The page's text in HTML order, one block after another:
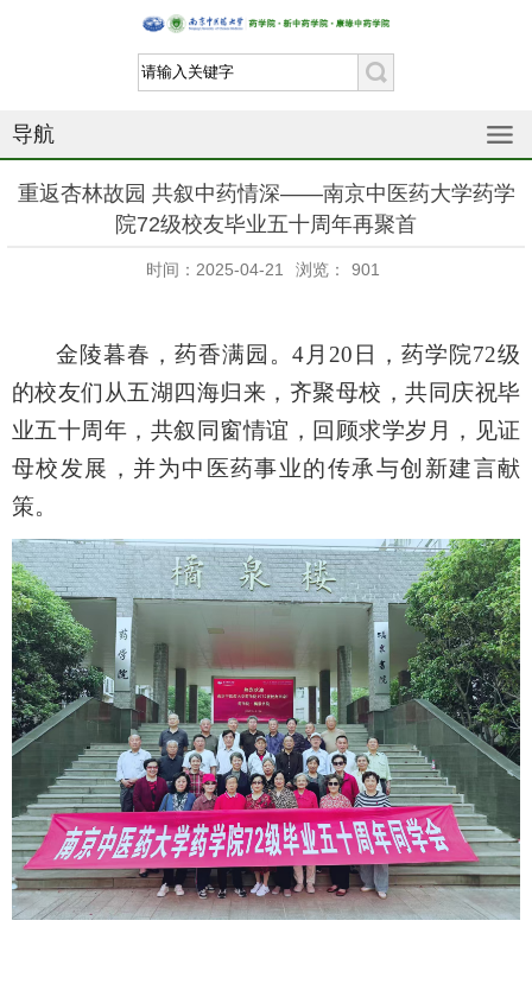
导航
重返杏林故园 共叙中药情深——南京中医药大学药学
院72级校友毕业五十周年再聚首
时间：2025-04-21 浏览： 901
金陵暮春，药香满园 。4月20日，药学院72级
的校友们从五湖四海归来，齐聚母校，共同庆祝毕
业五十周年，共叙同窗情谊，回顾求学岁月，见证
母校发展，并为中医药事业的传承与创新建言献
策。